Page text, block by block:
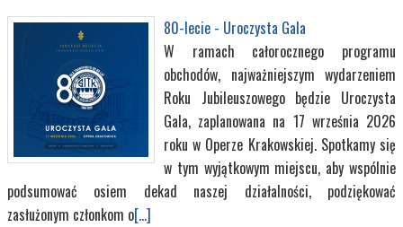
80-lecie - Uroczysta Gala
W ramach całorocznego programu
obchodów, najważniejszym wydarzeniem
Roku Jubileuszowego będzie Uroczysta
Gala, zaplanowana na 17 września 2026
roku w Operze Krakowskiej. Spotkamy się
w tym wyjątkowym miejscu, aby wspólnie
podsumować osiem dekad naszej działalności, podziękować
zasłużonym członkom o[...]